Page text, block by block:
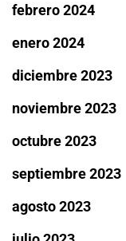
febrero 2024
enero 2024
diciembre 2023
noviembre 2023
octubre 2023
septiembre 2023
agosto 2023